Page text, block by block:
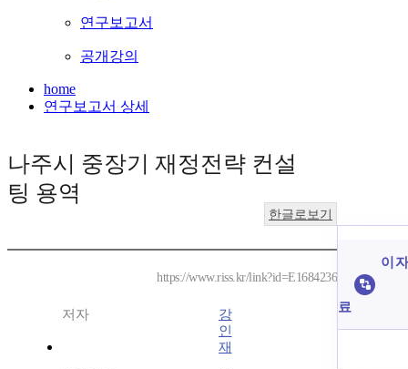
연구보고서
공개강의
home
연구보고서 상세
나주시 중장기 재정전략 컨설
팅 용역
한글로보기
https://www.riss.kr/link?id=E1684236
저자
강
인
재
이
료